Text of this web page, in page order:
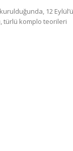
12
türlü komplo teorileri